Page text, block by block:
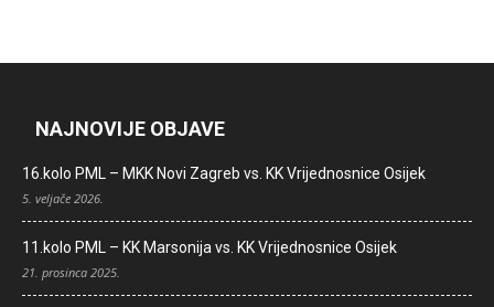
NAJNOVIJE OBJAVE
16.kolo PML – MKK Novi Zagreb vs. KK Vrijednosnice Osijek
5. veljače 2026.
11.kolo PML – KK Marsonija vs. KK Vrijednosnice Osijek
21. prosinca 2025.